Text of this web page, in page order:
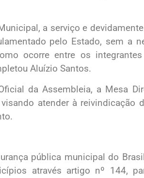
a serviço e
pelo Estado, sem a
ocorre entre os
Aluízio Santos.
da Assembleia, a Mesa
atender à reivindicação
pública municipal do
através artigo nº 144,